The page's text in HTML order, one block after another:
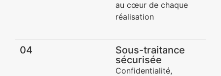
au cœur de chaque
réalisation
04
Sous-traitance
sécurisée​
Confidentialité,